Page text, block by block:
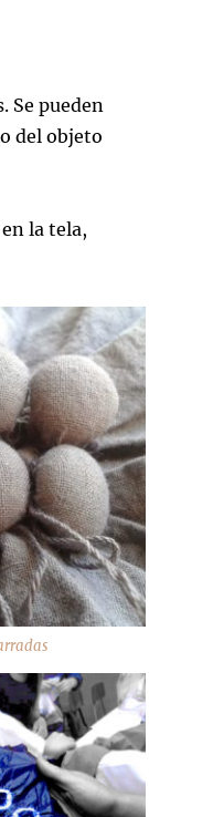
Se pueden
del objeto
la tela,